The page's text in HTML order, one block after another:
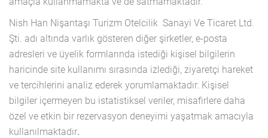
Nish Han Nişantaşı Turizm Otelcilik Sanayi Ve Ticaret Ltd.
Şti. adı altında varlık gösteren diğer şirketler, e-posta
adresleri ve üyelik formlarında istediği kişisel bilgilerin
haricinde site kullanımı sırasında izlediği, ziyaretçi hareket
ve tercihlerini analiz ederek yorumlamaktadır. Kişisel
bilgiler içermeyen bu istatistiksel veriler, misafirlere daha
özel ve etkin bir rezervasyon deneyimi yaşatmak amacıyla
kullanılmaktadır.